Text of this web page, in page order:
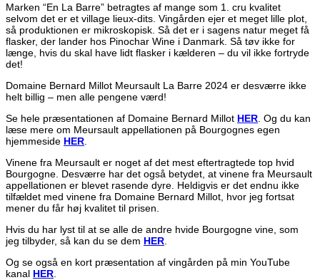
Marken “En La Barre” betragtes af mange som 1. cru kvalitet
selvom det er et village lieux-dits. Vingården ejer et meget lille plot,
så produktionen er mikroskopisk. Så det er i sagens natur meget få
flasker, der lander hos Pinochar Wine i Danmark. Så tøv ikke for
længe, hvis du skal have lidt flasker i kælderen – du vil ikke fortryde
det!
Domaine Bernard Millot Meursault La Barre 2024 er desværre ikke
helt billig – men alle pengene værd!
Se hele præsentationen af Domaine Bernard Millot HER . Og du kan
læse mere om Meursault appellationen på Bourgognes egen
hjemmeside HER
Vinene fra Meursault er noget af det mest eftertragtede top hvid
Bourgogne. Desværre har det også betydet, at vinene fra Meursault
appellationen er blevet rasende dyre. Heldigvis er det endnu ikke
tilfældet med vinene fra Domaine Bernard Millot, hvor jeg fortsat
mener du får høj kvalitet til prisen.
Hvis du har lyst til at se alle de andre hvide Bourgogne vine, som
jeg tilbyder, så kan du se dem HER
Og se også en kort præsentation af vingården på min YouTube
kanal HER